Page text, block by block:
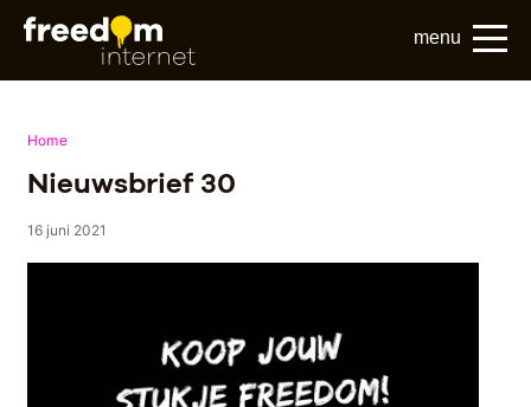
menu
Home
Nieuwsbrief 30
16 juni 2021